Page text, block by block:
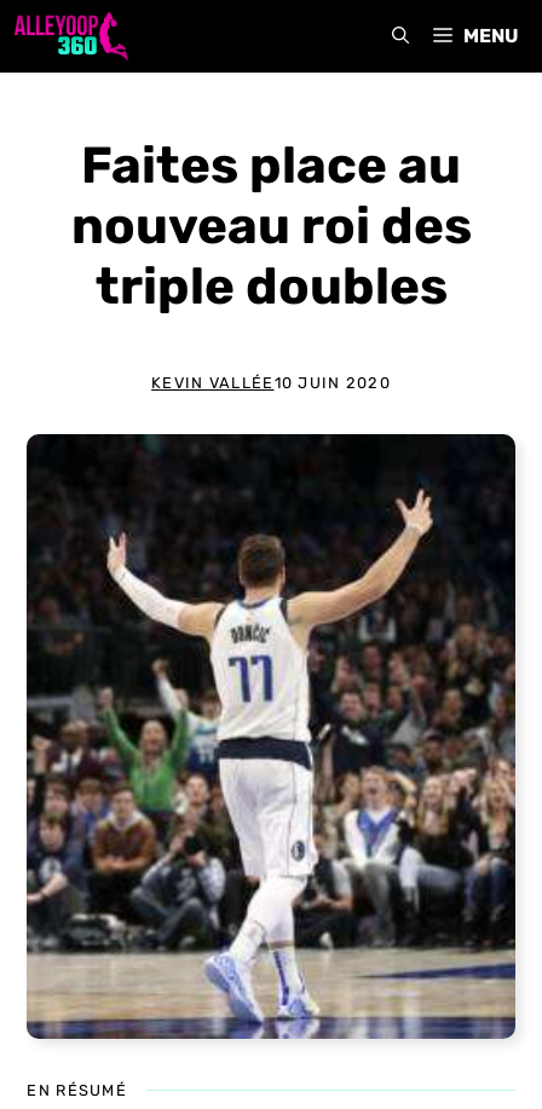
Aller
MENU
Faites place au
nouveau roi des
triple doubles
KEVIN VALLÉE 10 JUIN 2020
EN RÉSUMÉ